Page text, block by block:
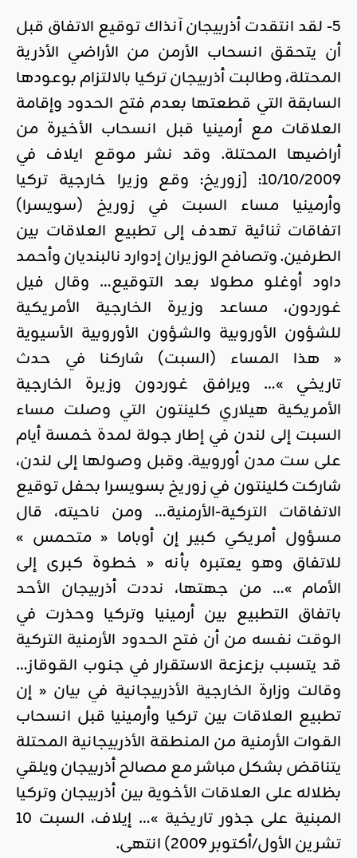
5- لقد انتقدت أذربيجان آنذاك توقيع الاتفاق قبل
أن يتحقق انسحاب الأرمن من الأراضي الأذرية
المحتلة، وطالبت أذربيجان تركيا بالالتزام بوعودها
السابقة التي قطعتها بعدم فتح الحدود وإقامة
العلاقات مع أرمينيا قبل انسحاب الأخيرة من
أراضيها المحتلة. وقد نشر موقع ايلاف في
10/10/2009: [زوريخ: وقع وزيرا خارجية تركيا
وأرمينيا مساء السبت في زوريخ (سويسرا)
اتفاقات ثنائية تهدف إلى تطبيع العلاقات بين
الطرفين. وتصافح الوزيران إدوارد نالبنديان وأحمد
داود أوغلو مطولا بعد التوقيع… وقال فيل
غوردون، مساعد وزيرة الخارجية الأمريكية
للشؤون الأوروبية والشؤون الأوروبية الأسيوية
« هذا المساء (السبت) شاركنا في حدث
تاريخي »… ويرافق غوردون وزيرة الخارجية
الأمريكية هيلاري كلينتون التي وصلت مساء
السبت إلى لندن في إطار جولة لمدة خمسة أيام
على ست مدن أوروبية. وقبل وصولها إلى لندن،
شاركت كلينتون في زوريخ بسويسرا بحفل توقيع
الاتفاقات التركية-الأرمنية… ومن ناحيته، قال
مسؤول أمريكي كبير إن أوباما « متحمس »
للاتفاق وهو يعتبره بأنه « خطوة كبرى إلى
الأمام »… من جهتها، نددت أذربيجان الأحد
باتفاق التطبيع بين أرمينيا وتركيا وحذرت في
الوقت نفسه من أن فتح الحدود الأرمنية التركية
قد يتسبب بزعزعة الاستقرار في جنوب القوقاز…
وقالت وزارة الخارجية الأذربيجانية في بيان « إن
تطبيع العلاقات بين تركيا وأرمينيا قبل انسحاب
القوات الأرمنية من المنطقة الأذربيجانية المحتلة
يتناقض بشكل مباشر مع مصالح أذربيجان ويلقي
بظلاله على العلاقات الأخوية بين أذربيجان وتركيا
المبنية على جذور تاريخية »… إيلاف، السبت 10
تشرين الأول/أكتوبر 2009) انتهى.